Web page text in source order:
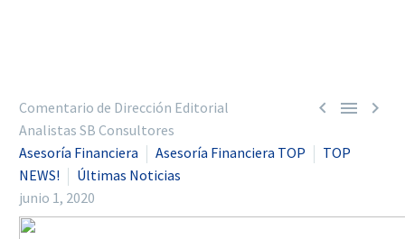
  
Comentario de Dirección Editorial
Analistas SB Consultores
Asesoría Financiera
Asesoría Financiera TOP
TOP
NEWS!
Últimas Noticias
junio 1, 2020